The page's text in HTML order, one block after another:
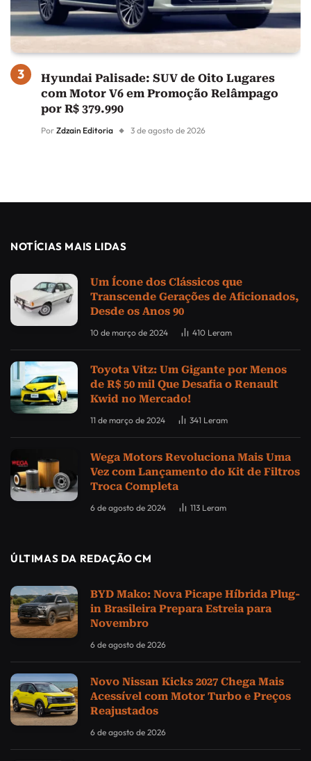
Hyundai Palisade: SUV de Oito Lugares
com Motor V6 em Promoção Relâmpago
por R$ 379.990
Por Zdzain Editoria 3 de agosto de 2026
NOTÍCIAS MAIS LIDAS
Um Ícone dos Clássicos que
Transcende Gerações de Aficionados,
Desde os Anos 90
10 de março de 2024 410 Leram
Toyota Vitz: Um Gigante por Menos
de R$ 50 mil Que Desafia o Renault
Kwid no Mercado!
11 de março de 2024 341 Leram
Wega Motors Revoluciona Mais Uma
Vez com Lançamento do Kit de Filtros
Troca Completa
6 de agosto de 2024 113 Leram
ÚLTIMAS DA REDAÇÃO CM
BYD Mako: Nova Picape Híbrida Plug-
in Brasileira Prepara Estreia para
Novembro
6 de agosto de 2026
Novo Nissan Kicks 2027 Chega Mais
Acessível com Motor Turbo e Preços
Reajustados
6 de agosto de 2026